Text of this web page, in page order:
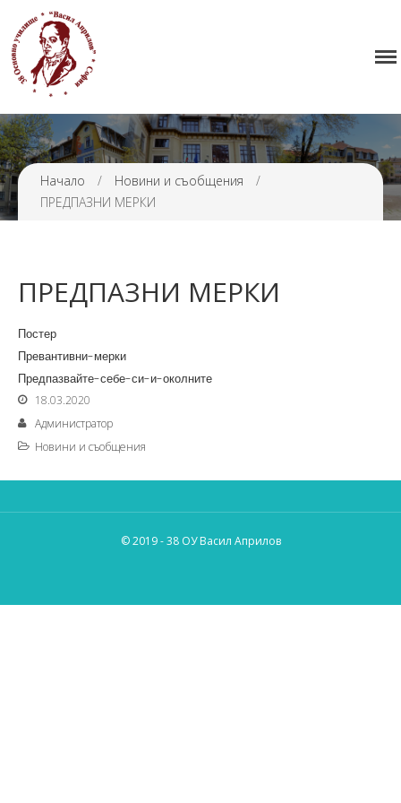
Нормативна уредба
Прием
Проекти и дейности
Начало / Новини и съобщения
/
ПРЕДПАЗНИ МЕРКИ
ПРЕДПАЗНИ МЕРКИ
Постер
Превантивни-мерки
Предпазвайте-себе-си-и-околните
18.03.2020
Администратор
Новини и съобщения
© 2019 - 38 ОУ Васил Априлов